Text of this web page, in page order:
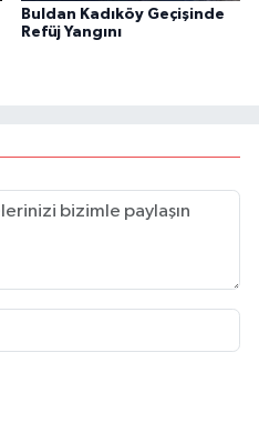
Buldan Kadıköy Geçişinde
Refüj Yangını